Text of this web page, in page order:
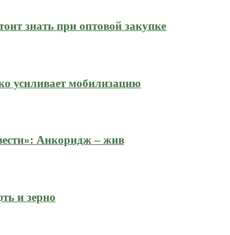
знать при оптовой закупке
усиливает мобилизацию
Анкоридж – жив
и зерно